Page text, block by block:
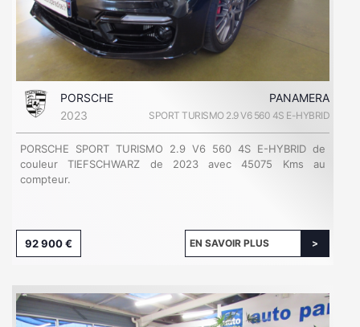
PORSCHE
PANAMERA
2023
SPORT TURISMO 2.9 V6 560 4S E-HYBRID
PORSCHE SPORT TURISMO 2.9 V6 560 4S E-HYBRID de
couleur TIEFSCHWARZ de 2023 avec 45075 Kms au
compteur.
92 900 € EN SAVOIR PLUS